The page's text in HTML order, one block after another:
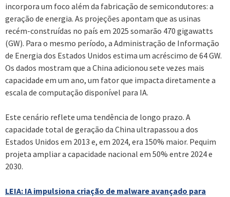
incorpora um foco além da fabricação de semicondutores: a
geração de energia. As projeções apontam que as usinas
recém-construídas no país em 2025 somarão 470 gigawatts
(GW). Para o mesmo período, a Administração de Informação
de Energia dos Estados Unidos estima um acréscimo de 64 GW.
Os dados mostram que a China adicionou sete vezes mais
capacidade em um ano, um fator que impacta diretamente a
escala de computação disponível para IA.
Este cenário reflete uma tendência de longo prazo. A
capacidade total de geração da China ultrapassou a dos
Estados Unidos em 2013 e, em 2024, era 150% maior. Pequim
projeta ampliar a capacidade nacional em 50% entre 2024 e
2030.
LEIA: IA impulsiona criação de malware avançado para